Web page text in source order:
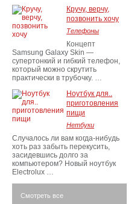
Кручу, верчу,
позвонить хочу
Телефоны
Концепт
Samsung Galaxy Skin —
супертонкий и гибкий телефон,
который можно скрутить
практически в трубочку. …
Ноутбук для..
приготовления
пищи
Нетбуки
Случалось ли вам когда-нибудь
хоть раз забыть перекусить,
засидевшись долго за
компьютером? Новый ноутбук
Electrolux …
Смотреть все